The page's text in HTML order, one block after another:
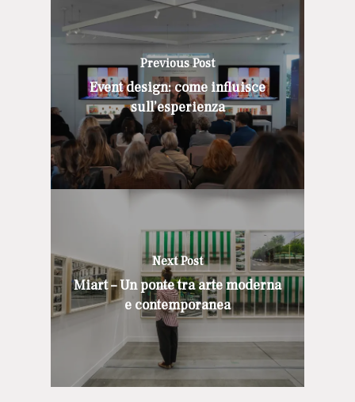
Previous Post
Event design: come influisce
sull’esperienza
Next Post
Miart – Un ponte tra arte moderna
e contemporanea